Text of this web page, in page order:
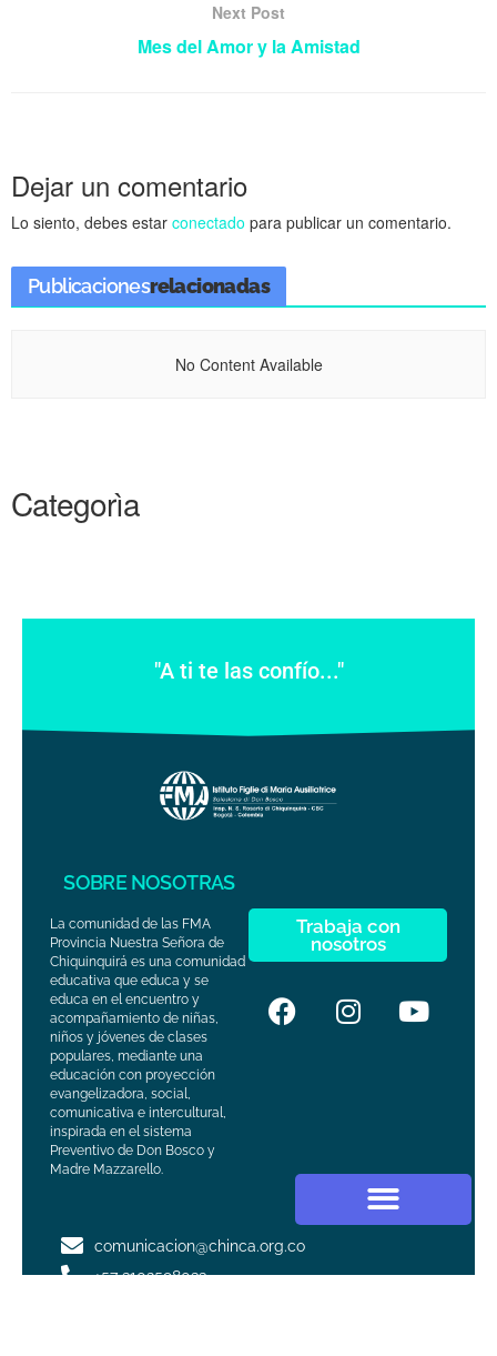
Next Post
Mes del Amor y la Amistad
Dejar un comentario
Lo siento, debes estar conectado para publicar un comentario.
Publicacionesrelacionadas
No Content Available
Categorìa
"A ti te las confío..."
SOBRE NOSOTRAS
La comunidad de las FMA
Provincia Nuestra Señora de
Chiquinquirá es una comunidad
educativa que educa y se
educa en el encuentro y
acompañamiento de niñas,
niños y jóvenes de clases
populares, mediante una
educación con proyección
evangelizadora, social,
comunicativa e intercultural,
inspirada en el sistema
Preventivo de Don Bosco y
Madre Mazzarello.
Trabaja con
nosotros
comunicacion@chinca.org.co
+57 3102598033